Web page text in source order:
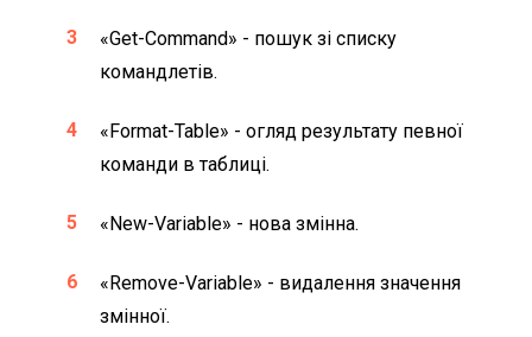
«Get-Command» - пошук зі списку
командлетів.
«Format-Table» - огляд результату певної
команди в таблиці.
«New-Variable» - нова змінна.
«Remove-Variable» - видалення значення
змінної.